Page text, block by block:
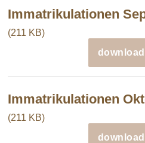
Immatrikulationen
(211 KB)
download
Immatrikulationen
(211 KB)
download